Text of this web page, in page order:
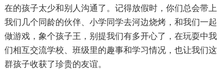
在的孩子太少和别人沟通了。记得放假时，你们总会带上
我们几个同龄的伙伴、小学同学去河边烧烤，和我们一起
做游戏，象个孩子王，别提我们有多开心了，在玩耍中我
们相互交流学校、班级里的趣事和学习情况，也让我们这
群孩子收获了珍贵的友谊。